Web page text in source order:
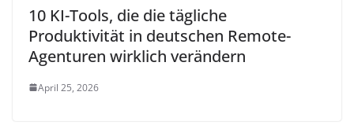
10 KI-Tools, die die tägliche
Produktivität in deutschen Remote-
Agenturen wirklich verändern
April 25, 2026